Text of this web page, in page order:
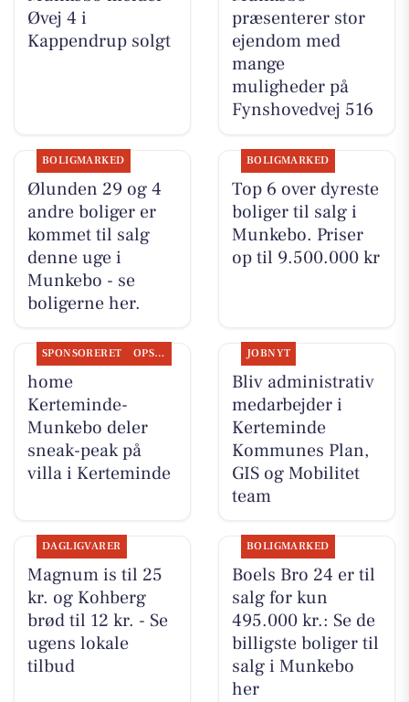
Øvej 4 i
Kappendrup solgt
præsenterer stor
ejendom med
mange
muligheder på
Fynshovedvej 516
BOLIGMARKED
Ølunden 29 og 4
andre boliger er
kommet til salg
denne uge i
Munkebo - se
boligerne her.
BOLIGMARKED
Top 6 over dyreste
boliger til salg i
Munkebo. Priser
op til 9.500.000 kr
SPONSORERET OPSLAGSTAVLEN
home
Kerteminde-
Munkebo deler
sneak-peak på
villa i Kerteminde
JOBNYT
Bliv administrativ
medarbejder i
Kerteminde
Kommunes Plan,
GIS og Mobilitet
team
DAGLIGVARER
Magnum is til 25
kr. og Kohberg
brød til 12 kr. - Se
ugens lokale
tilbud
BOLIGMARKED
Boels Bro 24 er til
salg for kun
495.000 kr.: Se de
billigste boliger til
salg i Munkebo
her